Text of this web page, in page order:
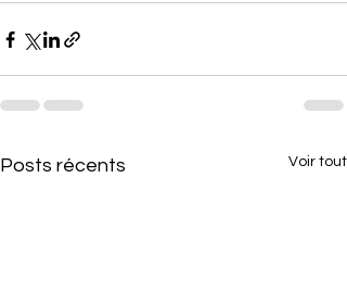
Posts récents Voir tout